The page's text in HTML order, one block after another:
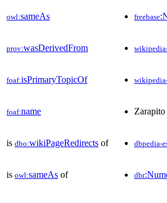
owl:sameAs freebase
prov:wasDerivedFrom
foaf:isPrimaryTopicOf
foaf:name
is dbo:wikiPageRedirects of dbpedia-
is owl:sameAs of dbr